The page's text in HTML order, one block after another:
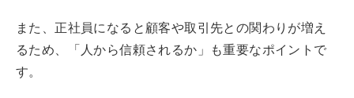
また、正社員になると顧客や取引先との関わりが増え
るため、「人から信頼されるか」も重要なポイントで
す。